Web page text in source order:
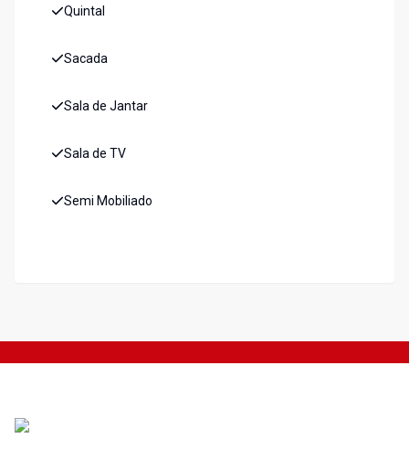
Quintal
Sacada
Sala de Jantar
Sala de TV
Semi Mobiliado